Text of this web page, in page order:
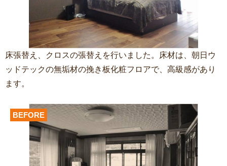
床張替え、クロスの張替えを行いました。床材は、朝日ウ
ッドテックの無垢材の挽き板化粧フロアで、高級感があり
ます。
BEFORE